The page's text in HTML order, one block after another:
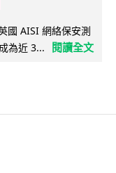
國 AISI 網絡保安測
為近 3...
閱讀全文